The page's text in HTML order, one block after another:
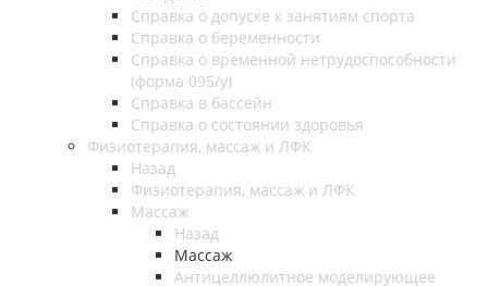
Справка о допуске к занятиям спорта
Справка о беременности
Справка о временной нетрудоспособности
(форма 095/у)
Справка в бассейн
Справка о состоянии здоровья
Физиотерапия, массаж и ЛФК
Назад
Физиотерапия, массаж и ЛФК
Массаж
Назад
Массаж
Антицеллюлитное моделирующее